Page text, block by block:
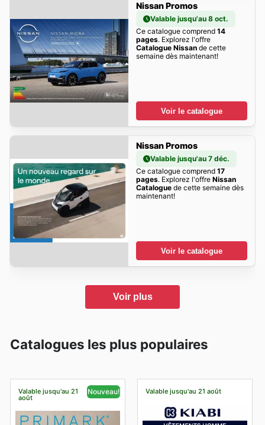
Nissan Promos
Valable jusqu'au 8 oct.
Ce catalogue comprend 14
pages. Explorez l'offre
Catalogue Nissande cette
semaine dès maintenant!
Voir le catalogue
Nissan Promos
Valable jusqu'au 7 déc.
Ce catalogue comprend 17
pages. Explorez l'offre Nissan
Cataloguede cette semaine dès
maintenant!
Voir le catalogue
Voir plus
Catalogues les plus populaires
Valable jusqu'au 21
août
Nouveau! Valable jusqu'au 21 août